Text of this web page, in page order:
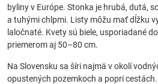
byliny v Európe. Stonka je hrubá, dutá,
a tuhými chlpmi. Listy môžu mať dĺžku
laločnaté. Kvety sú biele, usporiadané
priemerom aj 50–80 cm.
Na Slovensku sa šíri najmä v okolí
opustených pozemkoch a popri